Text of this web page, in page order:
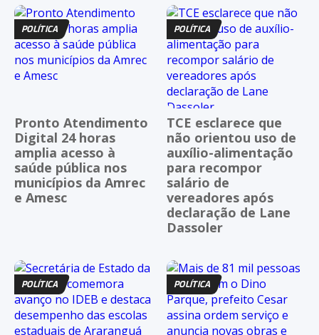
POLÍTICA
Pronto Atendimento
Digital 24 horas
amplia acesso à
saúde pública nos
municípios da Amrec
e Amesc
POLÍTICA
TCE esclarece que
não orientou uso de
auxílio-alimentação
para recompor
salário de
vereadores após
declaração de Lane
Dassoler
POLÍTICA POLÍTICA